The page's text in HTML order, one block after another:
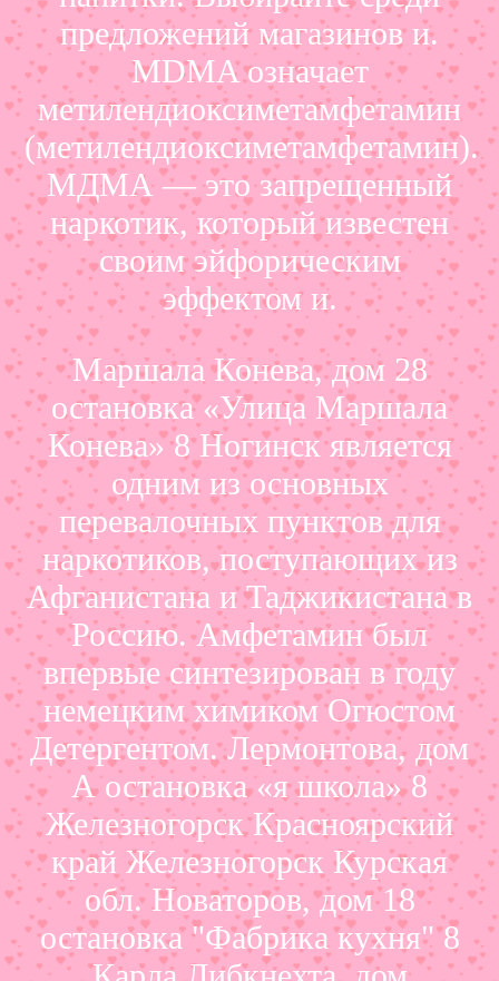
предложений магазинов и.
MDMA означает
метилендиоксиметамфетамин
(метилендиоксиметамфетамин).
МДМА — это запрещенный
наркотик, который известен
своим эйфорическим
эффектом и.
Маршала Конева, дом 28
остановка «Улица Маршала
Конева» 8 Ногинск является
одним из основных
перевалочных пунктов для
наркотиков, поступающих из
Афганистана и Таджикистана в
Россию. Амфетамин был
впервые синтезирован в году
немецким химиком Огюстом
Детергентом. Лермонтова, дом
А остановка «я школа» 8
Железногорск Красноярский
край Железногорск Курская
обл. Новаторов, дом 18
остановка "Фабрика кухня" 8